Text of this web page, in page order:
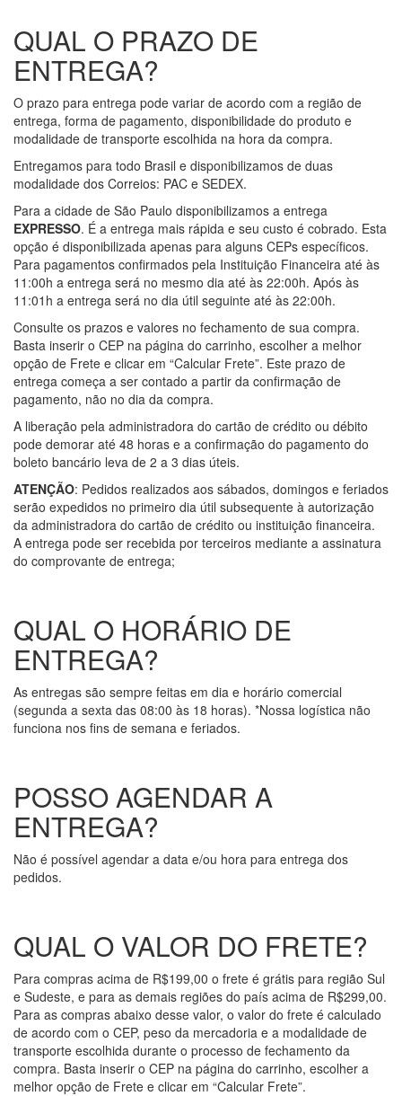
QUAL O PRAZO DE
ENTREGA?
O prazo para entrega pode variar de acordo com a região de
entrega, forma de pagamento, disponibilidade do produto e
modalidade de transporte escolhida na hora da compra.
Entregamos para todo Brasil e disponibilizamos de duas
modalidade dos Correios: PAC e SEDEX.
Para a cidade de São Paulo disponibilizamos a entrega
EXPRESSO. É a entrega mais rápida e seu custo é cobrado. Esta
opção é disponibilizada apenas para alguns CEPs específicos.
Para pagamentos confirmados pela Instituição Financeira até às
11:00h a entrega será no mesmo dia até às 22:00h. Após às
11:01h a entrega será no dia útil seguinte até às 22:00h.
Consulte os prazos e valores no fechamento de sua compra.
Basta inserir o CEP na página do carrinho, escolher a melhor
opção de Frete e clicar em “Calcular Frete”. Este prazo de
entrega começa a ser contado a partir da confirmação de
pagamento, não no dia da compra.
A liberação pela administradora do cartão de crédito ou débito
pode demorar até 48 horas e a confirmação do pagamento do
boleto bancário leva de 2 a 3 dias úteis.
ATENÇÃO: Pedidos realizados aos sábados, domingos e feriados
serão expedidos no primeiro dia útil subsequente à autorização
da administradora do cartão de crédito ou instituição financeira.
A entrega pode ser recebida por terceiros mediante a assinatura
do comprovante de entrega;
QUAL O HORÁRIO DE
ENTREGA?
As entregas são sempre feitas em dia e horário comercial
(segunda a sexta das 08:00 às 18 horas). *Nossa logística não
funciona nos fins de semana e feriados.
POSSO AGENDAR A
ENTREGA?
Não é possível agendar a data e/ou hora para entrega dos
pedidos.
QUAL O VALOR DO FRETE?
Para compras acima de R$199,00 o frete é grátis para região Sul
e Sudeste, e para as demais regiões do país acima de R$299,00.
Para as compras abaixo desse valor, o valor do frete é calculado
de acordo com o CEP, peso da mercadoria e a modalidade de
transporte escolhida durante o processo de fechamento da
compra. Basta inserir o CEP na página do carrinho, escolher a
melhor opção de Frete e clicar em “Calcular Frete”.